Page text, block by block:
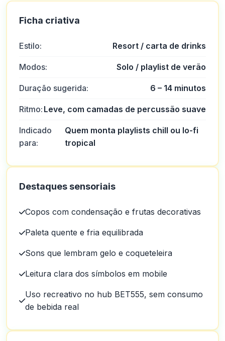
Ficha criativa
Estilo: Resort / carta de drinks
Modos: Solo / playlist de verão
Duração sugerida: 6 – 14 minutos
Ritmo: Leve, com camadas de percussão suave
Indicado
para:
Quem monta playlists chill ou lo-fi
tropical
Destaques sensoriais
Copos com condensação e frutas decorativas
Paleta quente e fria equilibrada
Sons que lembram gelo e coqueteleira
Leitura clara dos símbolos em mobile
Uso recreativo no hub BET555, sem consumo
de bebida real